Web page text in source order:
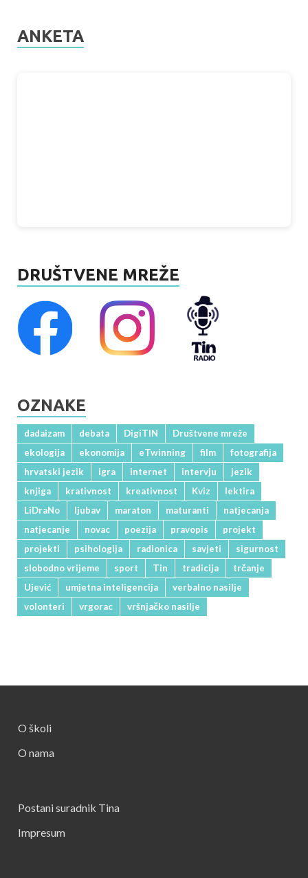
ANKETA
DRUŠTVENE MREŽE
OZNAKE
dadaizam debata DigiTIN
Društvene mreže
ekologija
ekonomija eTwinning film
fotografija
hrvatski jezik
igra internet intervju
jezik
knjiga
krativnost kreativnost Kviz
lektira
LiDraNo
ljubav maraton maturanti
natjecanja
natjecanje
novac poezija pravopis
projekt
projekti
psihologija radionica savjeti
sigurnost
slobodno vrijeme
sport Tin tradicija
trčanje
Ujević
umjetna inteligencija
verbalno nasilje
volonteri
vrgorac vršnjačko nasilje
O školi
O nama
Postani suradnik Tina
Impresum